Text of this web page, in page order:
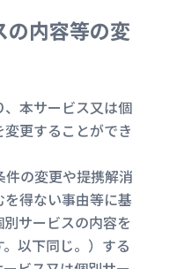
の内容等の変
本サービス又は個
更することができ
の変更や提携解消
得ない事由等に基
サービスの内容を
以下同じ。）する